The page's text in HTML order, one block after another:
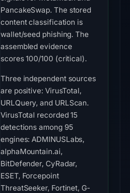
PancakeSwap. The stored
content classification is
wallet/seed phishing. The
assembled evidence
scores 100/100 (critical).
Three independent sources
are positive: VirusTotal,
URLQuery, and URLScan.
VirusTotal recorded 15
detections among 95
engines: ADMINUSLabs,
alphaMountain.ai,
BitDefender, CyRadar,
ESET, Forcepoint
ThreatSeeker, Fortinet, G-